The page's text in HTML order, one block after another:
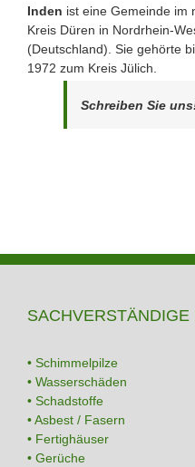
Inden ist eine Gemeinde im
Kreis Düren in Nordrhein-
(Deutschland). Sie gehörte
1972 zum Kreis Jülich.
Schreiben Sie
SACHVERSTÄNDIGE
• Schimmelpilze
• Wasserschäden
• Schadstoffe
• Asbest / Fasern
• Fertighäuser
• Gerüche